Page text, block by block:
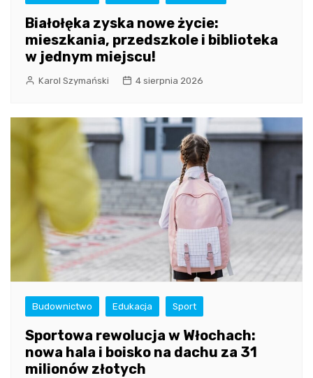
Białołęka zyska nowe życie:
mieszkania, przedszkole i biblioteka
w jednym miejscu!
Karol Szymański 4 sierpnia 2026
Budownictwo Edukacja Sport
Sportowa rewolucja w Włochach:
nowa hala i boisko na dachu za 31
milionów złotych